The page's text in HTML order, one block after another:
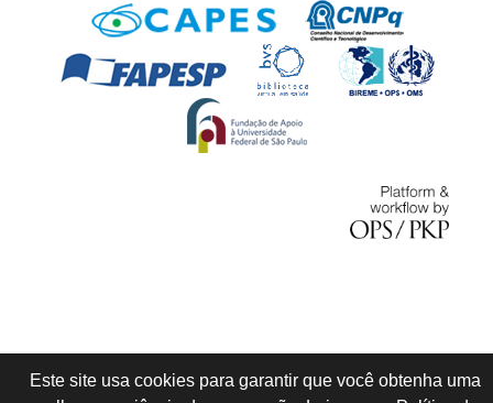
Este site usa cookies para garantir que você obtenha uma